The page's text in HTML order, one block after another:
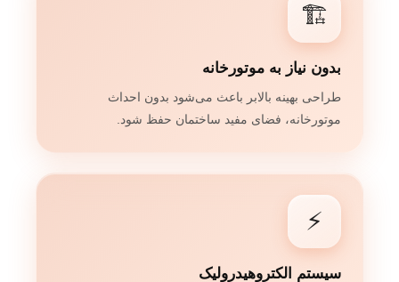
🏗️
بدون نیاز به موتورخانه
طراحی بهینه بالابر باعث می‌شود بدون احداث
موتورخانه، فضای مفید ساختمان حفظ شود.
⚡
سیستم الکتروهیدرولیک